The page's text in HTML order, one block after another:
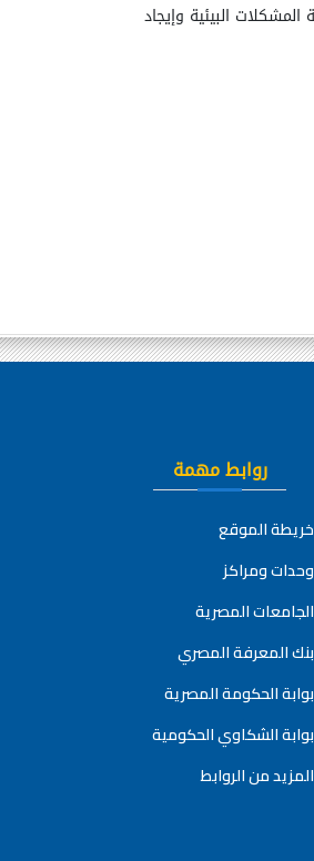
روابط مهمة
خريطة الموقع
وحدات ومراكز
الجامعات المصرية
بنك المعرفة المصري
بوابة الحكومة المصرية
بوابة الشكاوي الحكومية
المزيد من الروابط